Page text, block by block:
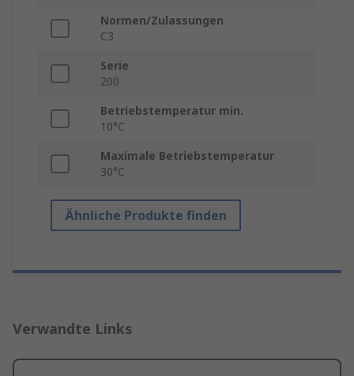
Normen/Zulassungen
C3
Serie
200
Betriebstemperatur min.
10°C
Maximale Betriebstemperatur
30°C
Ähnliche Produkte finden
Verwandte Links